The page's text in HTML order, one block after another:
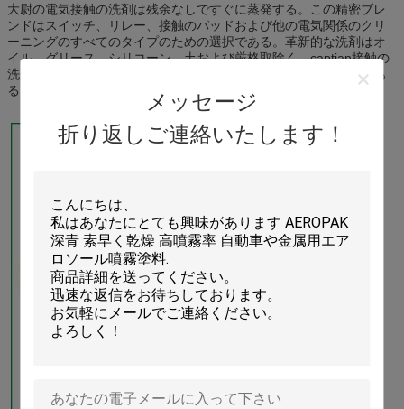
メッセージ
折り返しご連絡いたします！
大尉の電気接触の洗剤は残余なしですぐに蒸発する。この精密ブレ
ンドはスイッチ、リレー、接触のパッドおよび他の電気関係のクリ
ーニングのすべてのタイプのための選択である。革新的な洗剤はオ
イル、グリース、シリコーン、土および厳格取除く。captian接触の
洗剤はすべての接触のクリーニングの適用のための優秀な選択であ
る。